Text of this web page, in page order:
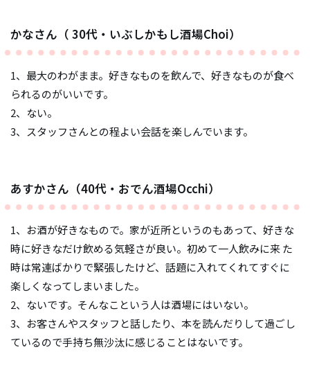
かなさん（ 30代・いぶしかもし酒場Choi）
1、最大のわがまま。好きなものを飲んで、好きなものが食べ
られるのがいいです。
2、ない。
3、スタッフさんとの程よい会話を楽しんでいます。
あすかさん（40代・おでん酒場Occhi）
1、お酒が好きなもので。家が近所というのもあって、好きな
時に好きなだけ飲める気軽さが良い。初めて一人飲みに来 た
時は常連ばかりで緊張したけど、話題に入れてくれてすぐに
楽しくなってしまいました。
2、ないです。そんなこという人は酒場にはいない。
3、お客さんやスタッフと話したり、本を読んだりして過ごし
ているので手持ち無沙汰に感じることはないです。